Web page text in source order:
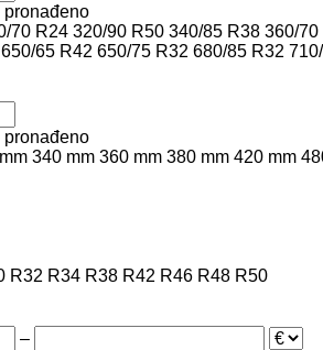
pronađeno
70 R24 320/90 R50 340/85 R38 360/70
650/65 R42 650/75 R32 680/85 R32
pronađeno
340 mm 360 mm 380 mm 420 mm
R32 R34 R38 R42 R46 R48 R50
–